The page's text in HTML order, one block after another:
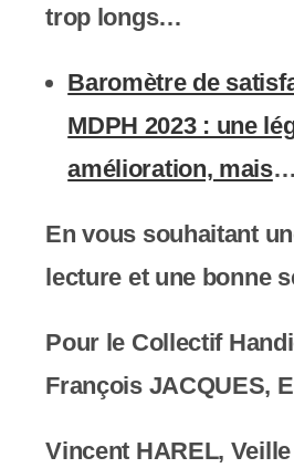
trop longs…
Baromètre de
MDPH 2023 : une
amélioration, mais…
En vous souhaitant
lecture et une bonne
Pour le Collectif
François JACQUES,
Vincent HAREL, Veille